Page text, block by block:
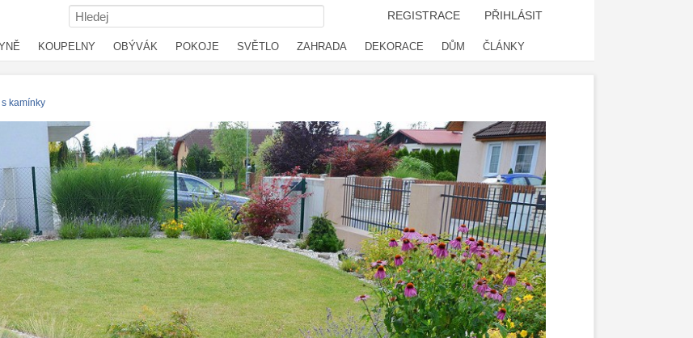
REGISTRACE PŘIHLÁSIT
KOUPELNY OBÝVÁK POKOJE SVĚTLO ZAHRADA DEKORACE DŮM ČLÁNKY
kamínky